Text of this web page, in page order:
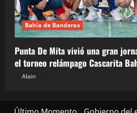
Bahía de Banderas
Punta De Mita vivió una gran
el torneo relámpago Cascarita
Alain